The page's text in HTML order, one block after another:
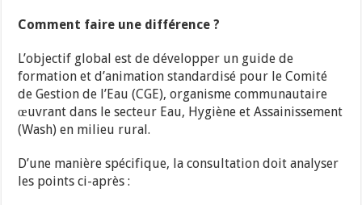
Comment faire une différence ?
L’objectif global est de développer un guide de
formation et d’animation standardisé pour le Comité
de Gestion de l’Eau (CGE), organisme communautaire
œuvrant dans le secteur Eau, Hygiène et Assainissement
(Wash) en milieu rural.
D’une manière spécifique, la consultation doit analyser
les points ci-après :